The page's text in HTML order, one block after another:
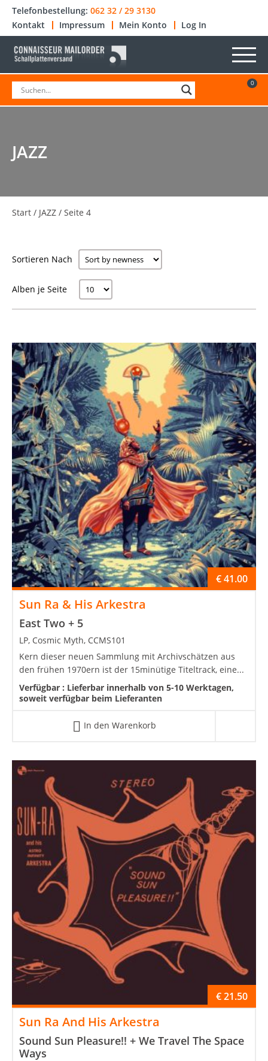
Telefonbestellung: 062 32 / 29 3130
Kontakt
Impressum Mein Konto Log In
0
JAZZ
Start / JAZZ / Seite 4
Sortieren Nach
Alben je Seite
Sun Ra & His Arkestra
East Two + 5
€41.00
LP, Cosmic Myth, CCMS101
Kern dieser neuen Sammlung mit Archivschätzen aus
den frühen 1970ern ist der 15minütige Titeltrack, eine...
Verfügbar : Lieferbar innerhalb von 5-10 Werktagen,
soweit verfügbar beim Lieferanten
In den Warenkorb
Sun Ra And His Arkestra
Sound Sun Pleasure!! + We Travel The Space
Ways
€21.50